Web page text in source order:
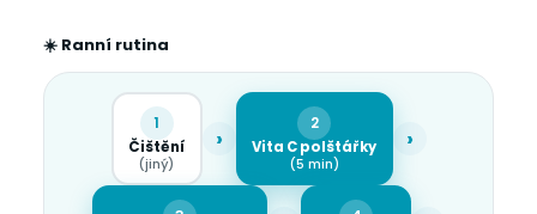
☀️ Ranní rutina
1
Čištění
(jiný)
›
2
Vita C polštářky
(5 min)
›